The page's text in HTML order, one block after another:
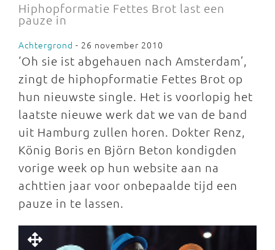
Hiphopformatie Fettes Brot last een
pauze in
Achtergrond - 26 november 2010
‘Oh sie ist abgehauen nach Amsterdam’,
zingt de hiphopformatie Fettes Brot op
hun nieuwste single. Het is voorlopig het
laatste nieuwe werk dat we van de band
uit Hamburg zullen horen. Dokter Renz,
König Boris en Björn Beton kondigden
vorige week op hun website aan na
achttien jaar voor onbepaalde tijd een
pauze in te lassen.